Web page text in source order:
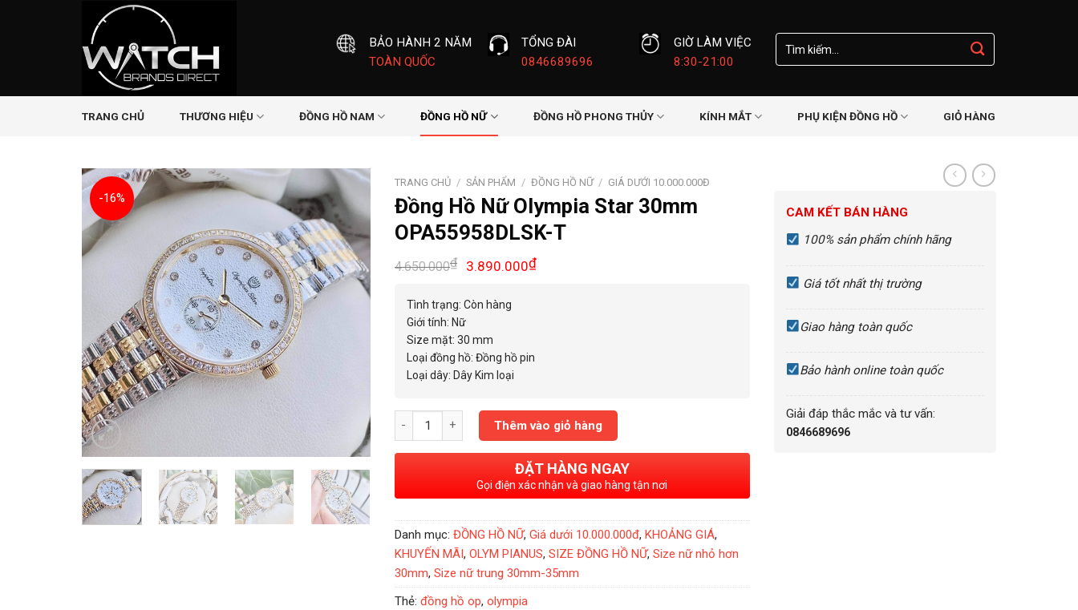
BẢO HÀNH 2 NĂM
TOÀN QUỐC
TỔNG ĐÀI
0846689696
GIỜ LÀM VIỆC
8:30-21:00
Tìm
kiếm:
TRANG CHỦ THƯƠNG HIỆU ĐỒNG HỒ NAM ĐỒNG HỒ NỮ ĐỒNG HỒ PHONG THỦY KÍNH MẮT PHỤ KIỆN ĐỒNG HỒ GIỎ HÀNG
-16%
TRANG CHỦ / SẢN PHẨM / ĐỒNG HỒ NỮ / GIÁ DƯỚI 10.000.000Đ
Đồng Hồ Nữ Olympia Star 30mm
OPA55958DLSK-T
4.650.000₫
Giá
là:
4.650.000₫.
3.890.000₫Giá
Tình trạng: Còn hàng
Giới tính: Nữ
Size mặt: 30 mm
Loại đồng hồ: Đồng hồ pin
Loại dây: Dây Kim loại
Đồng Hồ Nữ Olympia Star 30mm OPA55958DLSK-T số lượng
Thêm vào giỏ hàng
ĐẶT HÀNG NGAY
Gọi điện xác nhận và giao hàng tận nơi
Danh mục: ĐỒNG HỒ NỮ, Giá dưới 10.000.000đ, KHOẢNG GIÁ,
KHUYẾN MÃI, OLYM PIANUS, SIZE ĐỒNG HỒ NỮ, Size nữ nhỏ hơn
30mm, Size nữ trung 30mm-35mm
Thẻ: đồng hồ op, olympia
CAM KẾT BÁN HÀNG
100% sản phẩm chính hãng
Giá tốt nhất thị trường
Giao hàng toàn quốc
Bảo hành online toàn quốc
Giải đáp thắc mắc và tư vấn:
0846689696